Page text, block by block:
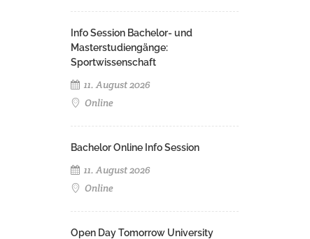
Info Session Bachelor- und
Masterstudiengänge:
Sportwissenschaft
11. August 2026
Online
Bachelor Online Info Session
11. August 2026
Online
Open Day Tomorrow University